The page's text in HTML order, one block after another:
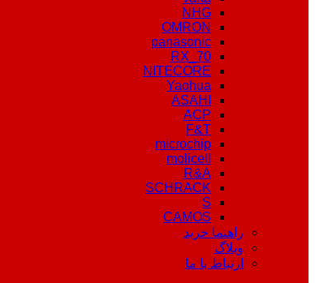
NHG
OMRON
panasonic
RX_70
NITECORE
Yaohua
ASAHI
ACP
F&T
microchip
molicell
R&A
SCHRACK
S
CAMOS
راهنما خرید
وبلاگ
ارتباط با ما